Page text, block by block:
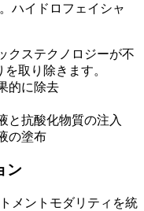
ハイドロフェイシャ
クステクノロジーが不
取り除きます。
的に除去
と抗酸化物質の注入
の塗布
ン
メントモダリティを統